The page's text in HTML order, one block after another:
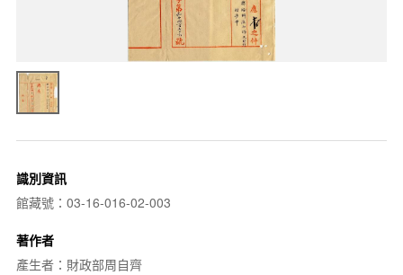
識別資訊
館藏號：03-16-016-02-003
著作者
產生者：財政部周自齊